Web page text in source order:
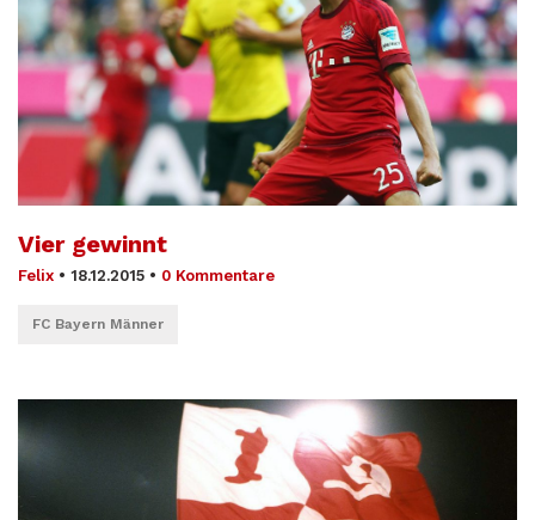
Vier gewinnt
Felix • 18.12.2015 • 0 Kommentare
FC Bayern Männer